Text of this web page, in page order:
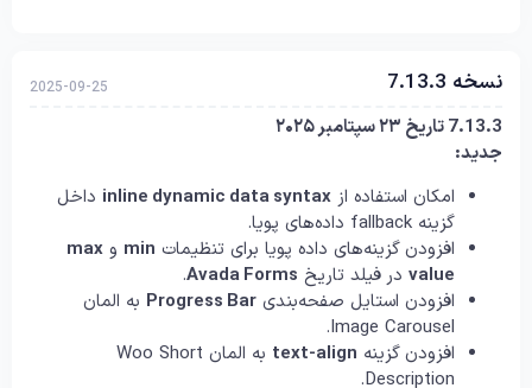
نسخه 7.13.3 2025-09-25
7.13.3 تاریخ ۲۳ سپتامبر ۲۰۲۵
جدید:
امکان استفاده از inline dynamic data syntax داخل
گزینه fallback داده‌های پویا.
افزودن گزینه‌های داده پویا برای تنظیمات min و max
value در فیلد تاریخ Avada Forms
.
افزودن استایل صفحه‌بندی Progress Bar به المان
Image Carousel.
افزودن گزینه text-align
به المان Woo Short
Description.